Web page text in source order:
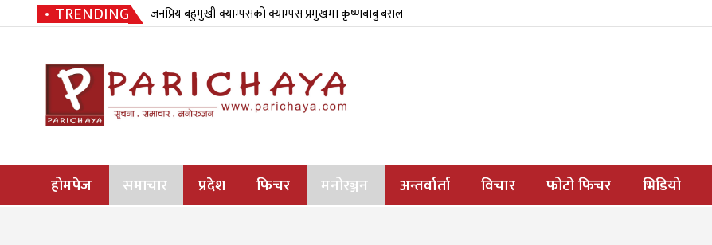
TRENDING जनप्रिय बहुमुखी क्याम्पसको क्याम्पस प्रमुखमा कृष्णबाबु बराल
होमपेज समाचार प्रदेश फिचर मनोरञ्जन अन्तर्वार्ता विचार फोटो फिचर भिडियो